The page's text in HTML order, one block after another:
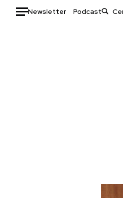
Newsletter Podcast